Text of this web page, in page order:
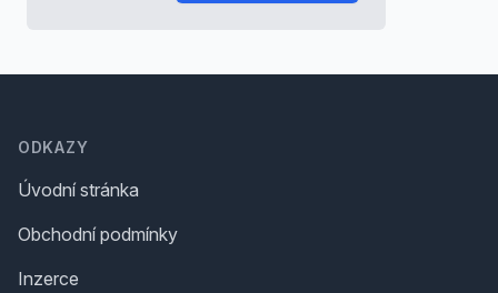
ODKAZY
Úvodní stránka
Obchodní podmínky
Inzerce